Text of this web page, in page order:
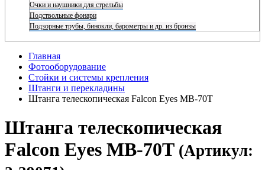
Очки и наушники для стрельбы
Подствольные фонари
Подзорные трубы, бинокли, барометры и др. из бронзы
Главная
Фотооборудование
Стойки и системы крепления
Штанги и перекладины
Штанга телескопическая Falcon Eyes MB-70T
Штанга телескопическая
Falcon Eyes MB-70T (Артикул: